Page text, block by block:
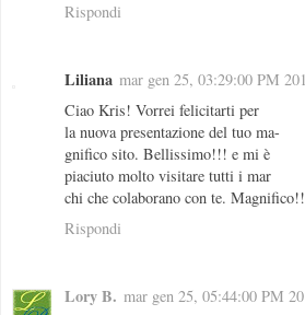
Rispondi
Liliana mar gen 25, 03:29:00 PM
Ciao Kris! Vorrei felicitarti per
la nuova presentazione del tuo ma-
gnifico sito. Bellissimo!!! e mi è
piaciuto molto visitare tutti i mar
chi che colaborano con te.
Rispondi
Lory B. mar gen 25, 05:44:00 PM